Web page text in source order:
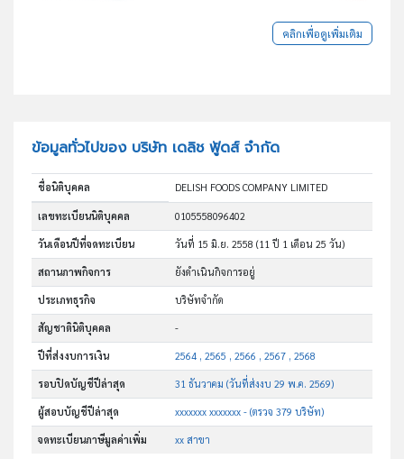
คลิกเพื่อดูเพิ่มเติม
ข้อมูลทั่วไปของ บริษัท เดลิช ฟู้ดส์ จำกัด
ชื่อนิติบุคคล DELISH FOODS COMPANY LIMITED
เลขทะเบียนนิติบุคคล 0105558096402
วันเดือนปีที่จดทะเบียน วันที่ 15 มิ.ย. 2558(11 ปี 1 เดือน 25 วัน)
สถานภาพกิจการ ยังดำเนินกิจการอยู่
ประเภทธุรกิจ บริษัทจำกัด
สัญชาตินิติบุคคล -
ปีที่ส่งงบการเงิน 2564 , 2565 , 2566 , 2567 , 2568
รอบปิดบัญชีปีล่าสุด 31 ธันวาคม (วันที่ส่งงบ 29 พ.ค. 2569)
ผู้สอบบัญชีปีล่าสุด xxxxxxx xxxxxxx - (ตรวจ 379 บริษัท)
จดทะเบียนภาษีมูลค่าเพิ่ม xx สาขา